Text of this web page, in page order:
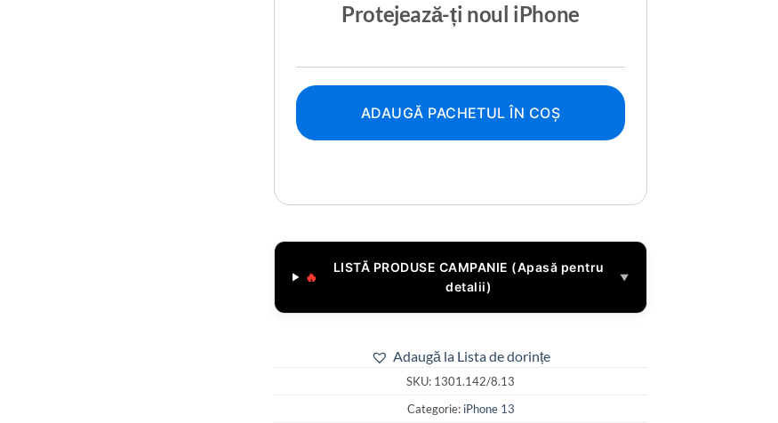
Protejează-ți noul iPhone
ADAUGĂ PACHETUL ÎN COȘ
🔥
LISTĂ PRODUSE CAMPANIE (Apasă pentru
detalii)
▼
Adaugă la Lista de dorințe
SKU: 1301.142/8.13
Categorie: iPhone 13